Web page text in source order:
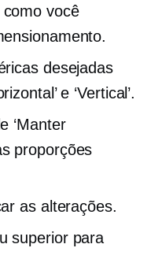
como você
desejadas
e ‘Vertical’.
‘Manter
proporções
as alterações.
superior para